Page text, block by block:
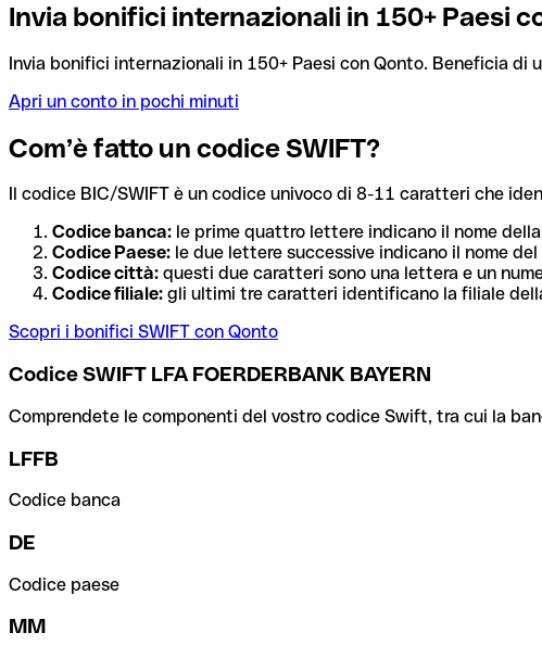
Invia bonifici internazionali in 150+ Paesi
Invia bonifici internazionali in 150+ Paesi con Qonto. Beneficia
Apri un conto in pochi minuti
Com’è fatto un codice SWIFT?
Il codice BIC/SWIFT è un codice univoco di 8-11 caratteri che
Codice banca: le prime quattro lettere indicano il nome
Codice Paese: le due lettere successive indicano il nome
Codice città: questi due caratteri sono una lettera e un
Codice filiale: gli ultimi tre caratteri identificano la filiale
Scopri i bonifici SWIFT con Qonto
Codice SWIFT LFA FOERDERBANK BAYERN
Comprendete le componenti del vostro codice Swift, tra cui la
LFFB
Codice banca
DE
Codice paese
MM